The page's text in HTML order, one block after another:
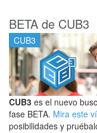
BETA de CUB3
CUB3
CUB3 es el nuevo
fase BETA. Mira este
posibilidades y